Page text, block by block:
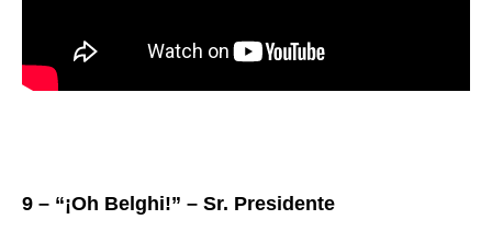
9 – “¡Oh Belghiǃ” – Sr. Presidente